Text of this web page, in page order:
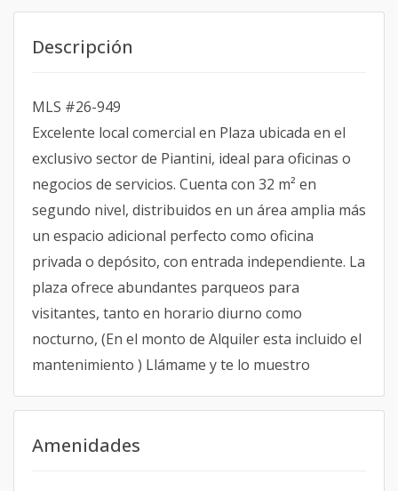
Descripción
MLS #26-949
Excelente local comercial en Plaza ubicada en el
exclusivo sector de Piantini, ideal para oficinas o
negocios de servicios. Cuenta con 32 m² en
segundo nivel, distribuidos en un área amplia más
un espacio adicional perfecto como oficina
privada o depósito, con entrada independiente. La
plaza ofrece abundantes parqueos para
visitantes, tanto en horario diurno como
nocturno, (En el monto de Alquiler esta incluido el
mantenimiento ) Llámame y te lo muestro
Amenidades